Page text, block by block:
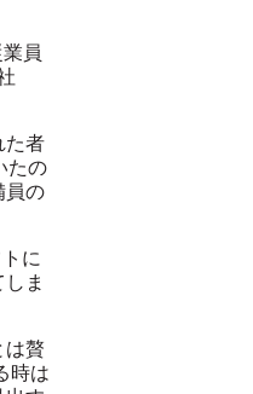
員
た者
たの
員の
に
ま
贅
時は